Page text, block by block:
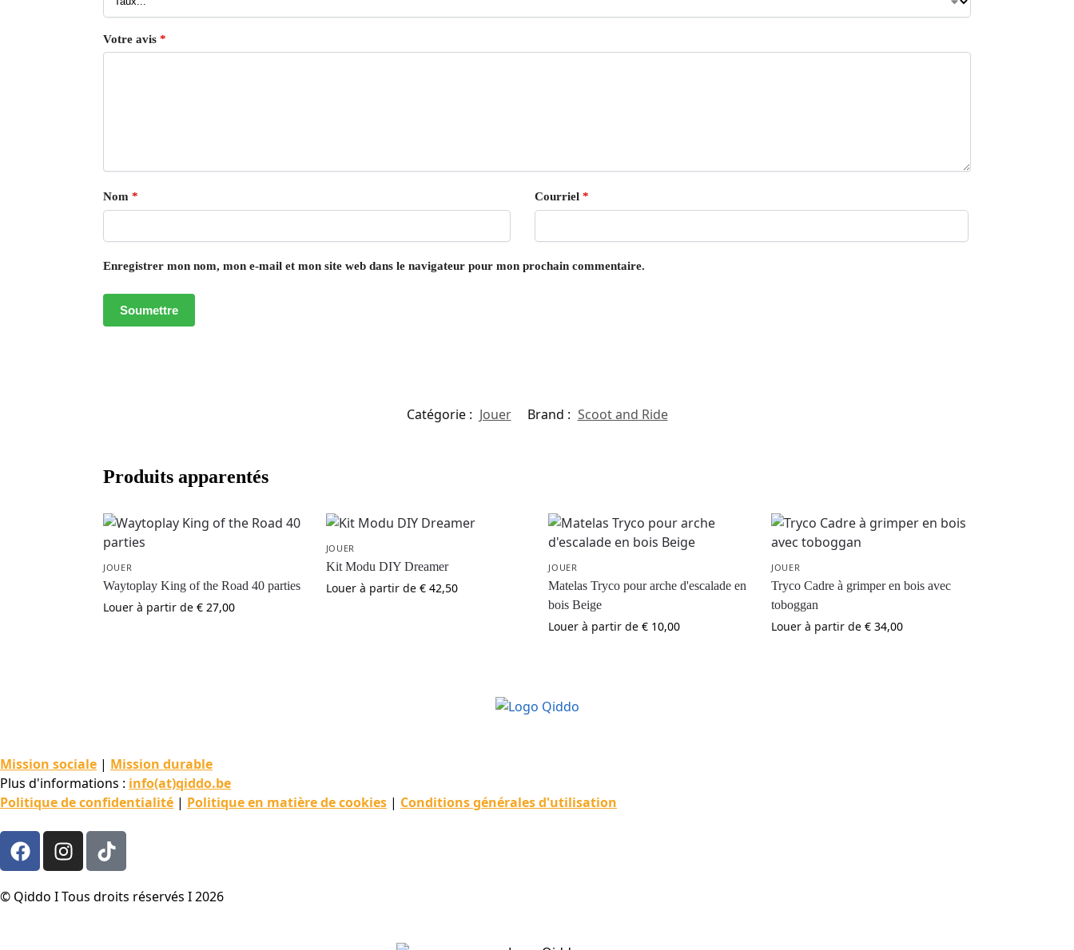
Votre avis *
Nom * Courriel *
Enregistrer mon nom, mon e-mail et mon site web dans le navigateur pour mon prochain commentaire.
Catégorie : Jouer Brand : Scoot and Ride
Produits apparentés
JOUER
Waytoplay King of the Road 40 parties
Louer à partir de €27,00
JOUER
Kit Modu DIY Dreamer
Louer à partir de €42,50
JOUER
Matelas Tryco pour arche d'escalade en
bois Beige
Louer à partir de€ 10,00
JOUER
Tryco Cadre à grimper en bois avec
toboggan
Louer à partir de€ 34,00
Mission sociale | Mission durable
Plus d'informations : info(at)qiddo.be
Politique de confidentialité | Politique en matière de cookies | Conditions générales d'utilisation
© Qiddo I Tous droits réservés I 2026